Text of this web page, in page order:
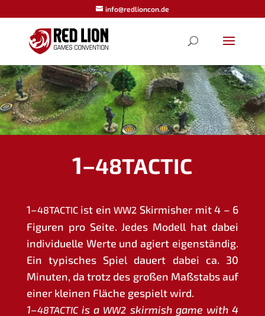
info@redlioncon.de
1–48TACTIC
1–48TACTICist einWW2 Skir­mis­her mit 4 – 6
Figu­ren pro Sei­te. Jedes Modell hat dabei
indi­vi­du­el­le Wer­te und agiert eigen­stän­dig.
Ein typi­sches Spiel dau­ert dabei ca. 30
Minu­ten, da trotz des gro­ßen Maß­stabs auf
einer klei­nen Flä­che gespielt wird.
1–48TACTICis a WW2 skir­mish game with 4